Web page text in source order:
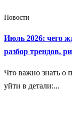
Новости
Июль 2026: чего
разбор трендов,
Что важно знать о
уйти в детали:...